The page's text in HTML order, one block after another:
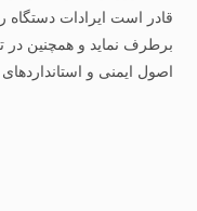
قادر است ایرادات
برطرف نماید و همچنین در
اصول ایمنی و